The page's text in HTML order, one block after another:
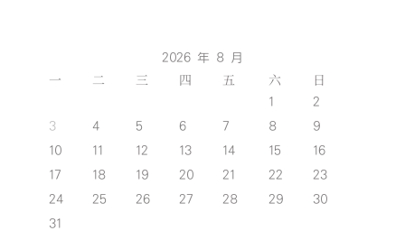
2026 年 8 月
一 二 三 四 五 六 日
1
2
3
4 5 6 7 8
9
10
11 12 13 14 15
16
17
18 19 20 21 22
23
24
25 26 27 28 29
30
31